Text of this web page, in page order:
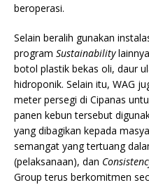
beroperasi.
Selain beralih gunakan
program Sustainability
botol plastik bekas oli, daur
hidroponik. Selain itu, WAG
meter persegi di Cipanas
panen kebun tersebut
yang dibagikan kepada
semangat yang tertuang
(pelaksanaan), dan
Group terus berkomitmen